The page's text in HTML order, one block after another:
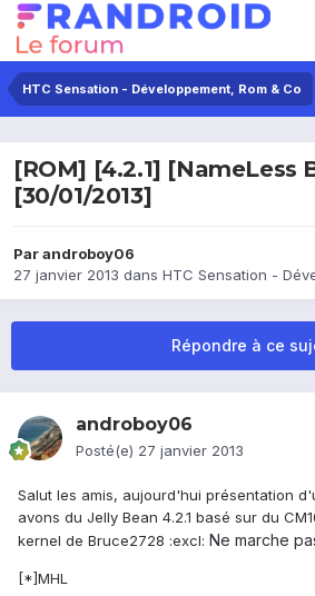
HTC Sensation - Développement, Rom & Co
[ROM] [4.2.1] [NameLess
[30/01/2013]
Parandroboy06
27 janvier 2013 dans HTC Sensation -
Répondre à ce
androboy06
Posté(e) 27 janvier 2013
Salut les amis, aujourd'hui présentation
avons du Jelly Bean 4.2.1 basé sur du
kernel de Bruce2728 :excl: Ne marche
[*]MHL